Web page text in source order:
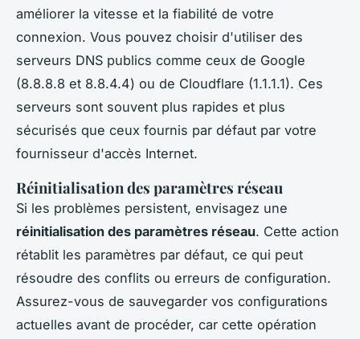
améliorer la vitesse et la fiabilité de votre
connexion. Vous pouvez choisir d'utiliser des
serveurs DNS publics comme ceux de Google
(8.8.8.8 et 8.8.4.4) ou de Cloudflare (1.1.1.1). Ces
serveurs sont souvent plus rapides et plus
sécurisés que ceux fournis par défaut par votre
fournisseur d'accès Internet.
Réinitialisation des paramètres réseau
Si les problèmes persistent, envisagez une
réinitialisation des paramètres réseau. Cette action
rétablit les paramètres par défaut, ce qui peut
résoudre des conflits ou erreurs de configuration.
Assurez-vous de sauvegarder vos configurations
actuelles avant de procéder, car cette opération